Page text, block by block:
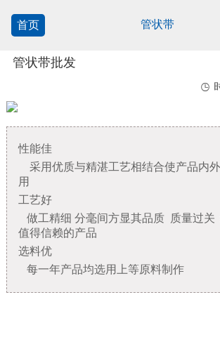
首页 管状带
管状带批发

性能佳
采用优质与精湛工艺相结合使产品内
用
工艺好
做工精细 分毫间方显其品质 质量过
值得信赖的产品
选料优
每一年产品均选用上等原料制作